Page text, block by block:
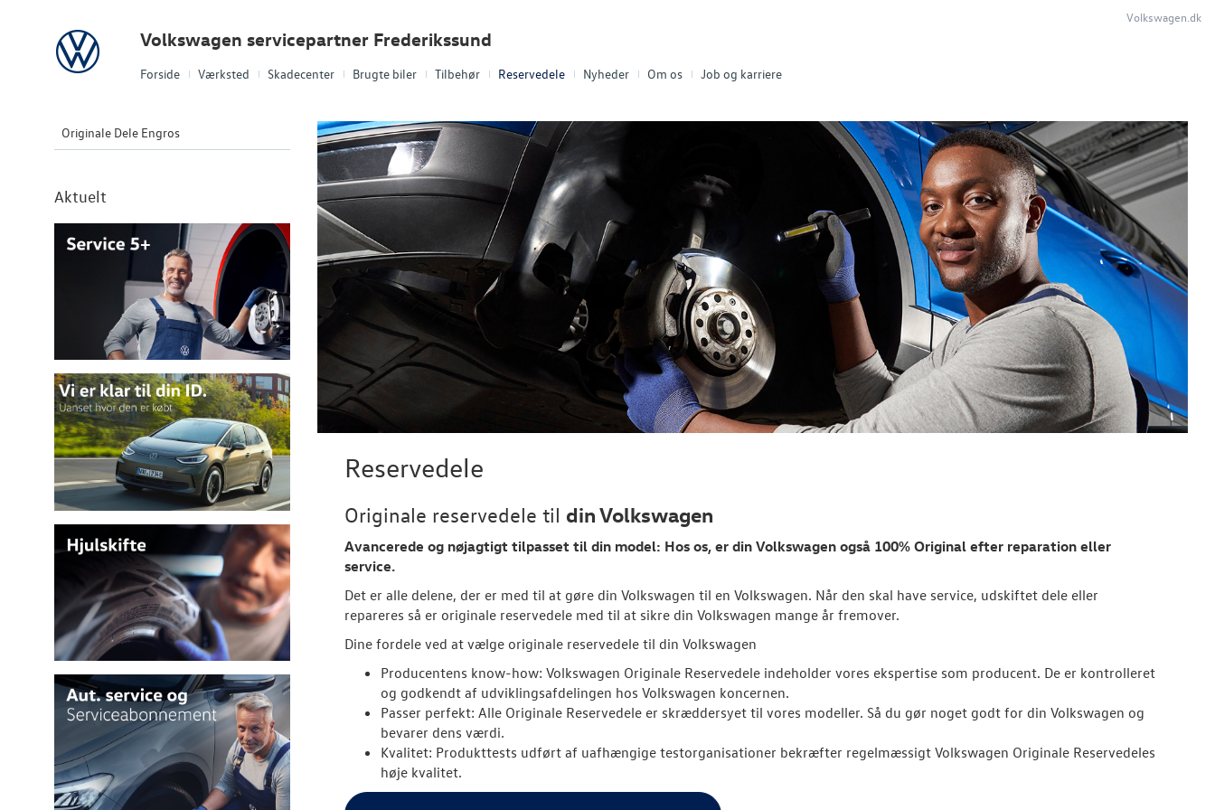
Forside Værksted Skadecenter Brugte biler Tilbehør Reservedele Nyheder Om os Job og karriere
Volkswagen Volkswagen servicepartner Frederikssund
Volkswagen.dk
Originale Dele Engros
Aktuelt
Reservedele
Originale reservedele til din Volkswagen
Avancerede og nøjagtigt tilpasset til din model: Hos os, er din Volkswagen også 100% Original efter reparation eller
service.
Det er alle delene, der er med til at gøre din Volkswagen til en Volkswagen. Når den skal have service, udskiftet dele eller
repareres så er originale reservedele med til at sikre din Volkswagen mange år fremover.
Dine fordele ved at vælge originale reservedele til din Volkswagen
Producentens know-how: Volkswagen Originale Reservedele indeholder vores ekspertise som producent. De er kontrolleret
og godkendt af udviklingsafdelingen hos Volkswagen koncernen.
Passer perfekt: Alle Originale Reservedele er skræddersyet til vores modeller. Så du gør noget godt for din Volkswagen og
bevarer dens værdi.
Kvalitet: Produkttests udført af uafhængige testorganisationer bekræfter regelmæssigt Volkswagen Originale Reservedeles
høje kvalitet.